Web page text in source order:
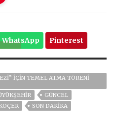
WhatsApp Pinterest
IÇIN TEMEL ATMA TÖRENI
GÜNCEL
SON DAKIKA